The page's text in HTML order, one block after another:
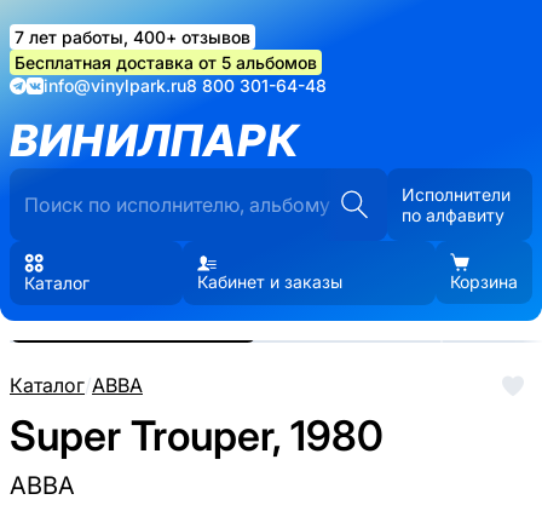
7 лет работы, 400+ отзывов
Бесплатная доставка от 5 альбомов
info@vinylpark.ru8 800 301-64-48
ВИНИЛПАРК
Исполнители
по алфавиту
Каталог Кабинет и заказы Корзина
Каталог/ABBA
Super Trouper, 1980
ABBA
Реальные фото пластинки.
Нажмите, чтобы увеличить